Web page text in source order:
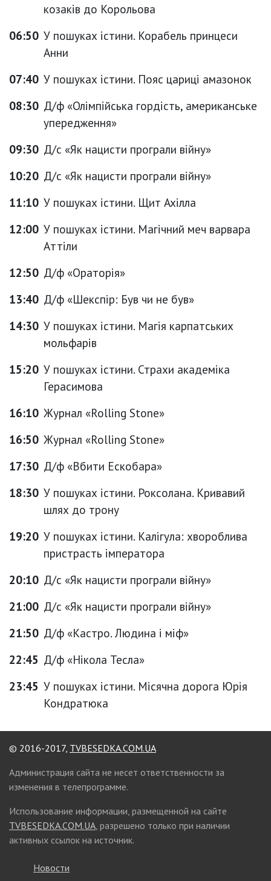
козаків до Корольова
06:50 У пошуках істини. Корабель принцеси
Анни
07:40 У пошуках істини. Пояс цариці амазонок
08:30 Д/ф «Олімпійська гордість, американське
упередження»
09:30 Д/с «Як нацисти програли війну»
10:20 Д/с «Як нацисти програли війну»
11:10 У пошуках істини. Щит Ахілла
12:00 У пошуках істини. Магічний меч варвара
Аттіли
12:50 Д/ф «Ораторія»
13:40 Д/ф «Шекспір: Був чи не був»
14:30 У пошуках істини. Магія карпатських
мольфарів
15:20 У пошуках істини. Страхи академіка
Герасимова
16:10 Журнал «Rolling Stone»
16:50 Журнал «Rolling Stone»
17:30 Д/ф «Вбити Ескобара»
18:30 У пошуках істини. Роксолана. Кривавий
шлях до трону
19:20 У пошуках істини. Калігула: хвороблива
пристрасть імператора
20:10 Д/с «Як нацисти програли війну»
21:00 Д/с «Як нацисти програли війну»
21:50 Д/ф «Кастро. Людина і міф»
22:45 Д/ф «Нікола Тесла»
23:45 У пошуках істини. Місячна дорога Юрія
Кондратюка
© 2016-2017, TVBESEDKA.COM.UA
Администрация сайта не несет ответственности за
изменения в телепрограмме.
Использование информации, размещенной на сайте
TVBESEDKA.COM.UA, разрешено только при наличии
активных ссылок на источник.
Новости